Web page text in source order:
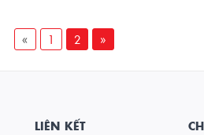
« 1 2 »
LIÊN KẾT